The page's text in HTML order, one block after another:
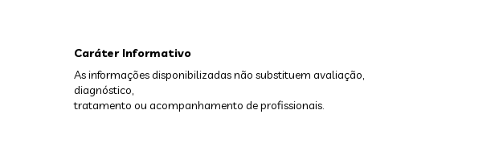
Caráter Informativo
As informações disponibilizadas não substituem avaliação,
diagnóstico,
tratamento ou acompanhamento de profissionais.